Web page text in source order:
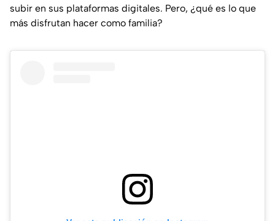
subir en sus plataformas digitales. Pero, ¿qué es lo que
más disfrutan hacer como familia?